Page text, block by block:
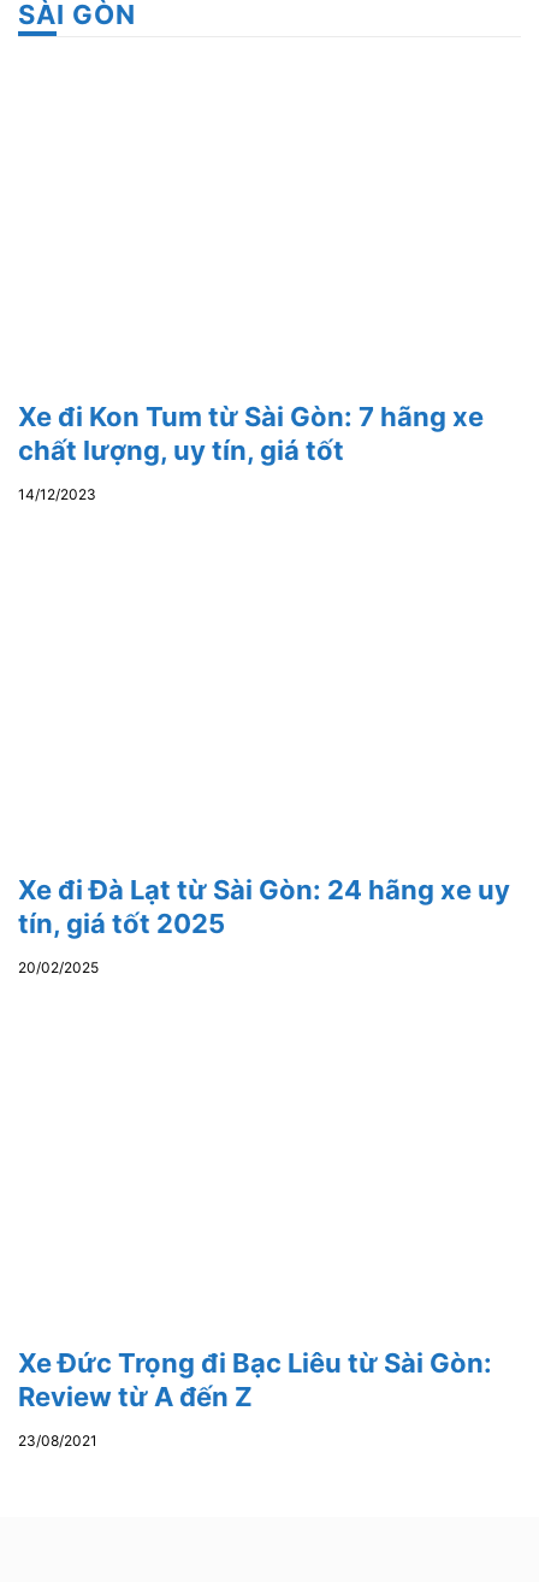
SÀI GÒN
Xe đi Kon Tum từ Sài Gòn: 7 hãng xe
chất lượng, uy tín, giá tốt
14/12/2023
Xe đi Đà Lạt từ Sài Gòn: 24 hãng xe uy
tín, giá tốt 2025
20/02/2025
Xe Đức Trọng đi Bạc Liêu từ Sài Gòn:
Review từ A đến Z
23/08/2021